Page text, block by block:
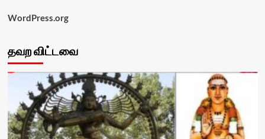
WordPress.org
தவற விட்டவை